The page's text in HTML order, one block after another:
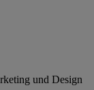
und Design